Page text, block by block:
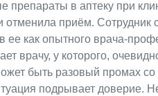
препараты в аптеку при
отменила приём.
как опытного врача-
врачу, у которого,
быть разовый промах
подрывает доверие.